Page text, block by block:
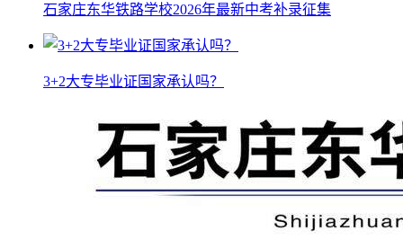
石家庄东华铁路学校2026年最新中考补录征集
3+2大专毕业证国家承认吗？